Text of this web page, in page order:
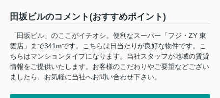
田坂ビルのコメント(おすすめポイント)
「田坂ビル」のここがイチオシ。便利なスーパー「フジ・ZY 東
雲店」まで341mです。こちらは日当たりが良好な物件です。こ
ちらはマンションタイプになります。当社スタッフが地域の賃貸
情報をご提供いたします。お客様のこだわりやご要望などござい
ましたら、お気軽に当社へお問い合わせ下さい。